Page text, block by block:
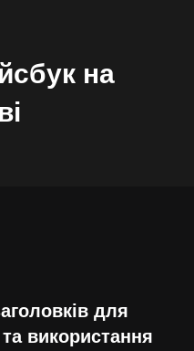
на
для
використання